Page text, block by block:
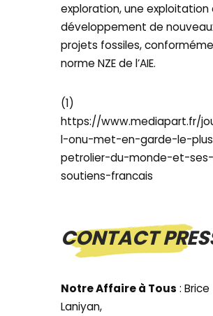
exploration, une exploitation
développement de
projets fossiles,
norme NZE de l’AIE.
(1)
https://www.mediapart.fr/
l-onu-met-en-garde-le-
petrolier-du-monde-et-ses-
soutiens-francais
CONTACT
Notre Affaire à Tous : Brice
Laniyan,